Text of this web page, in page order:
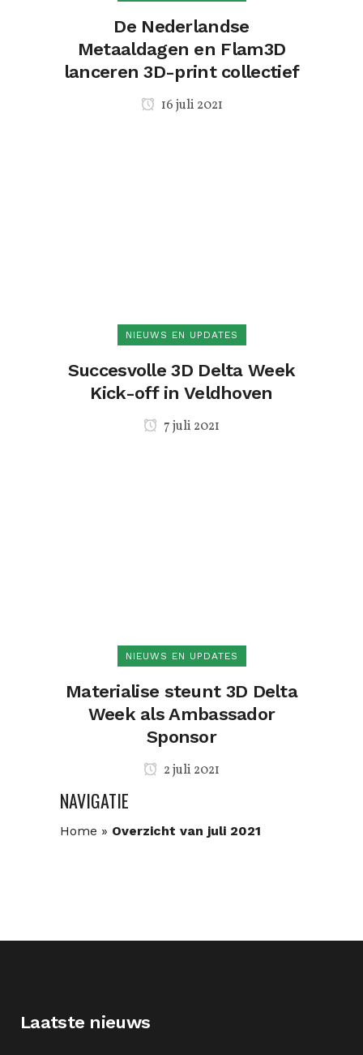
De Nederlandse
Metaaldagen en Flam3D
lanceren 3D-print collectief
16 juli 2021
NIEUWS EN UPDATES
Succesvolle 3D Delta Week
Kick-off in Veldhoven
7 juli 2021
NIEUWS EN UPDATES
Materialise steunt 3D Delta
Week als Ambassador
Sponsor
2 juli 2021
NAVIGATIE
Home » Overzicht van juli 2021
Laatste nieuws